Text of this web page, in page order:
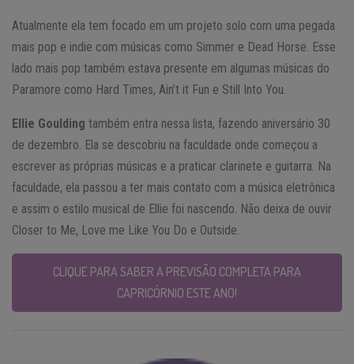
Atualmente ela tem focado em um projeto solo com uma pegada
mais pop e indie com músicas como Simmer e Dead Horse. Esse
lado mais pop também estava presente em algumas músicas do
Paramore como Hard Times, Ain’t it Fun e Still Into You.
Ellie Goulding também entra nessa lista, fazendo aniversário 30
de dezembro. Ela se descobriu na faculdade onde começou a
escrever as próprias músicas e a praticar clarinete e guitarra. Na
faculdade, ela passou a ter mais contato com a música eletrônica
e assim o estilo musical de Ellie foi nascendo. Não deixa de ouvir
Closer to Me, Love me Like You Do e Outside.
CLIQUE PARA SABER A PREVISÃO COMPLETA PARA
CAPRICÓRNIO ESTE ANO!